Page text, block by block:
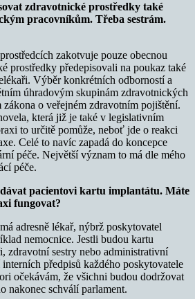
zdravotnické prostředky také
pracovníkům. Třeba sestrám.
zakotvuje pouze obecnou
prostředky předepisovali na poukaz také
Výběr konkrétních odborností a
úhradovým skupinám zdravotnických
o veřejném zdravotním pojištění.
která již je také v legislativním
to určitě pomůže, neboť jde o reakci
Celé to navíc zapadá do koncepce
péče. Největší význam to má dle mého
péče.
pacientovi kartu implantátu. Máte
fungovat?
adresně lékař, nýbrž poskytovatel
nemocnice. Jestli budou kartu
zdravotní sestry nebo administrativní
předpisů každého poskytovatele
očekávám, že všichni budou dodržovat
nakonec schválí parlament.